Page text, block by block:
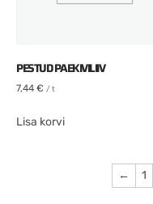
PESTUD PAEKIVILIIV
7,44 € / t
Lisa korvi
← 1